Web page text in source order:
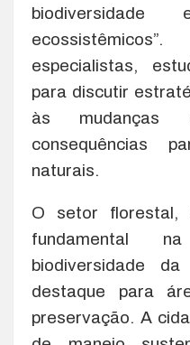
especialistas,
para discutir
às mudanças
consequências
naturais.
O setor florestal,
fundamental
biodiversidade
destaque para
preservação. A